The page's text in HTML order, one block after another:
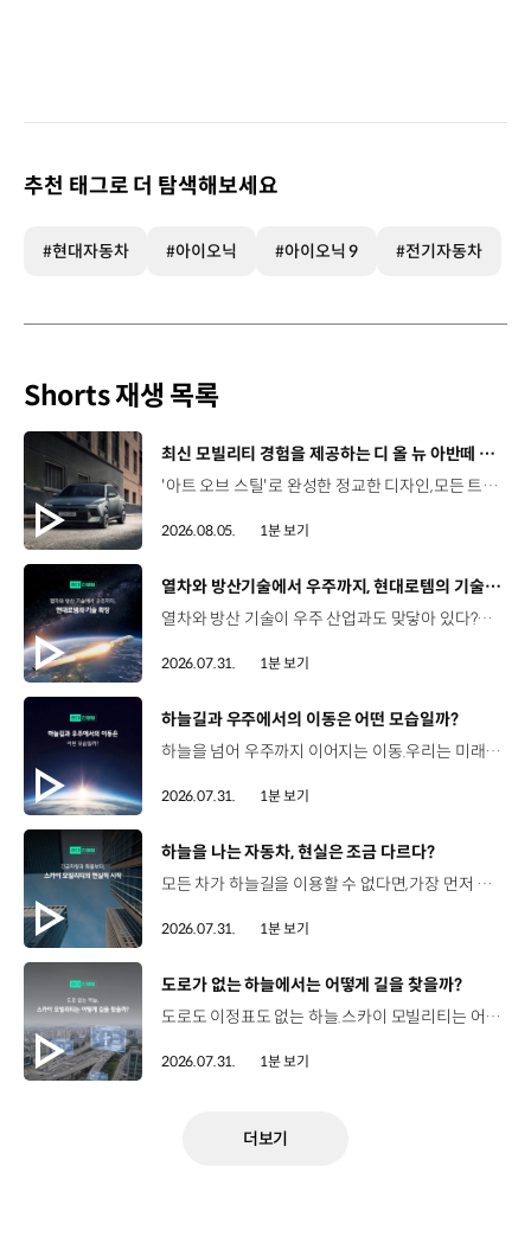
추천 태그로 더 탐색해보세요
#현대자동차 #아이오닉 #아이오닉 9 #전기자동차
Shorts 재생 목록
[동영상]
최신 모빌리티 경험을 제공하는 디 올 뉴 아반떼 계약 개시
'아트 오브 스틸'로 완성한 정교한 디자인,모든 트림에 적용된 플레오스 커넥트와 최신 안전·편의 사양까지. 차급 이상의 가치를 담은디 올 뉴 아반떼가 계약을 시작했습니다. #현대자동차 #디올뉴아반떼 #아반떼 #플레오스커넥트 #GleoAI #준중형세단 #세단
2026.08.05. 1분 보기
[동영상]
열차와 방산기술에서 우주까지, 현대로템의 기술 확장
열차와 방산 기술이 우주 산업과도 맞닿아 있다?항공 우주 분야에도 발을 담고 있는 현대로템 현대진행형 팟캐스트 EP.20에서 확인하세요.📻 #현대자동차그룹 #현대진행형 #모빌리티팟캐스트 #현대로템 #하늘길 #스카이모빌리티 #우주 #우주항공 #자율주행 #모빌리티
2026.07.31. 1분 보기
[동영상]
하늘길과 우주에서의 이동은 어떤 모습일까?
하늘을 넘어 우주까지 이어지는 이동.우리는 미래 모빌리티를 어떤 모습으로 상상해볼 수 있을까요? 현대진행형 팟캐스트 EP.20에서 확인하세요.📻 #현대자동차그룹 #현대진행형 #모빌리티팟캐스트 #하늘길 #스카이모빌리티 #우주 #우주항공 #자율주행 #모빌리티
2026.07.31. 1분 보기
[동영상]
하늘을 나는 자동차, 현실은 조금 다르다?
모든 차가 하늘길을 이용할 수 없다면,가장 먼저 하늘을 달리게 될 모빌리티는 무엇일까요? 현대진행형 팟캐스트 EP.20에서 확인하세요.📻 #현대자동차그룹 #현대진행형 #모빌리티팟캐스트 #하늘길 #스카이모빌리티 #우주 #우주항공 #자율주행 #모빌리티
2026.07.31. 1분 보기
[동영상]
도로가 없는 하늘에서는 어떻게 길을 찾을까?
도로도 이정표도 없는 하늘.스카이 모빌리티는 어떻게 목적지까지 이동할 수 있을까요? 현대진행형 팟캐스트 EP.20에서 확인하세요.📻 #현대자동차그룹 #현대진행형 #모빌리티팟캐스트 #하늘길 #스카이모빌리티 #우주 #우주항공 #자율주행 #모빌리티
2026.07.31. 1분 보기
더보기